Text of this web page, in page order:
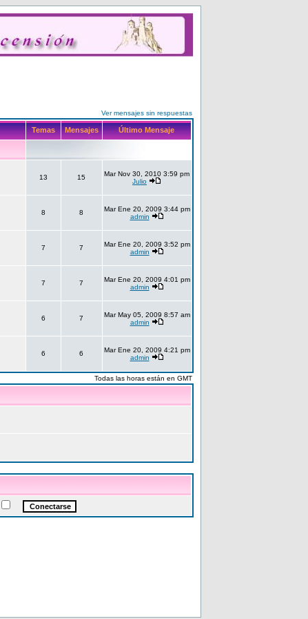
Ver mensajes sin respuestas
Temas Mensajes Último Mensaje
13 15
Mar Nov 30, 2010 3:59 pm
Julio
8 8
Mar Ene 20, 2009 3:44 pm
admin
7 7
Mar Ene 20, 2009 3:52 pm
admin
7 7
Mar Ene 20, 2009 4:01 pm
admin
6 7
Mar May 05, 2009 8:57 am
admin
6 6
Mar Ene 20, 2009 4:21 pm
admin
Todas las horas están en GMT